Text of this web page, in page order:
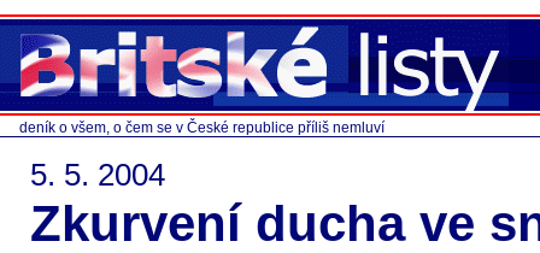
deník o všem, o čem se v České republice příliš nemluví
5. 5. 2004
Zkurvení ducha ve